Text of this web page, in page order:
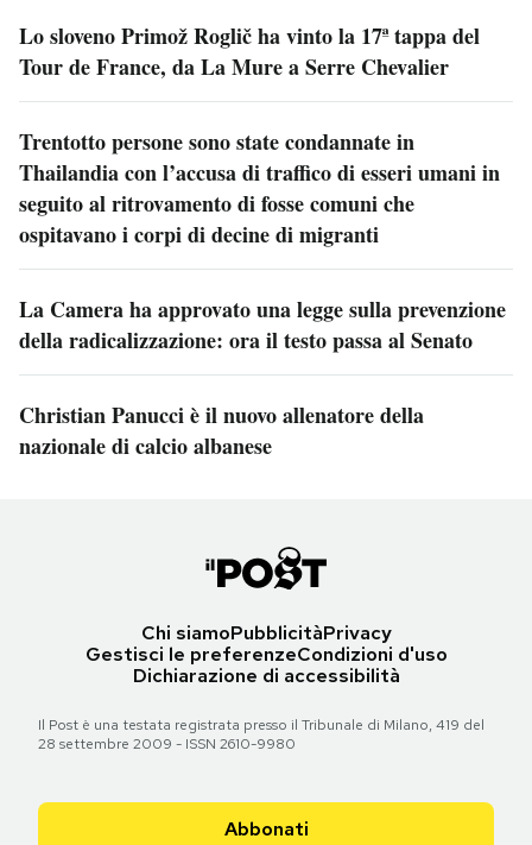
Lo sloveno Primož Roglič ha vinto la 17ª tappa del
Tour de France, da La Mure a Serre Chevalier
Trentotto persone sono state condannate in
Thailandia con l’accusa di traffico di esseri umani in
seguito al ritrovamento di fosse comuni che
ospitavano i corpi di decine di migranti
La Camera ha approvato una legge sulla prevenzione
della radicalizzazione: ora il testo passa al Senato
Christian Panucci è il nuovo allenatore della
nazionale di calcio albanese
Chi siamoPubblicitàPrivacy
Gestisci le preferenzeCondizioni d'uso
Dichiarazione di accessibilità
Il Post è una testata registrata presso il Tribunale di Milano, 419 del
28 settembre 2009 - ISSN 2610-9980
Abbonati